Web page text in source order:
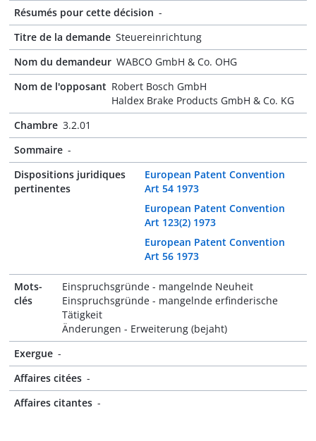
Résumés pour cette décision -
Titre de la demande Steuereinrichtung
Nom du demandeur WABCO GmbH & Co. OHG
Nom de l'opposant Robert Bosch GmbH
Haldex Brake Products GmbH & Co. KG
Chambre 3.2.01
Sommaire -
Dispositions juridiques
pertinentes
European Patent Convention
Art 54 1973
European Patent Convention
Art 123(2) 1973
European Patent Convention
Art 56 1973
Mots-
clés
Einspruchsgründe - mangelnde Neuheit
Einspruchsgründe - mangelnde erfinderische
Tätigkeit
Änderungen - Erweiterung (bejaht)
Exergue -
Affaires citées -
Affaires citantes -